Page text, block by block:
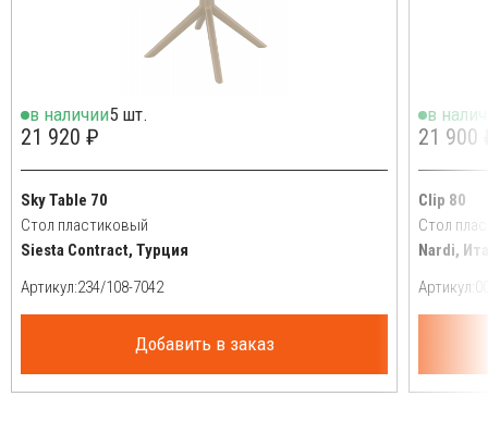
в наличии5 шт.
21 920 ₽
Sky Table 70
Стол пластиковый
Siesta Contract, Турция
Артикул:
Добавить в заказ
в
21 900
Clip 80
Стол
Nardi,
Артикул: